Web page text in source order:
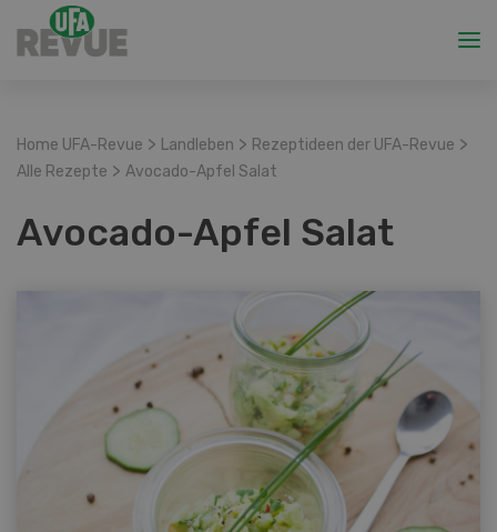
Home UFA-Revue > Landleben > Rezeptideen der UFA-Revue >
Alle Rezepte > Avocado-Apfel Salat
Avocado-Apfel Salat